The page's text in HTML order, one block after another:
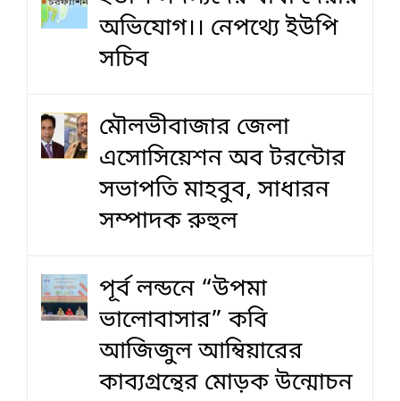
অভিযোগ।। নেপথ্যে ইউপি
সচিব
মৌলভীবাজার জেলা
এসোসিয়েশন অব টরন্টোর
সভাপতি মাহবুব, সাধারন
সম্পাদক রুহুল
পূর্ব লন্ডনে “উপমা
ভালোবাসার” কবি
আজিজুল আম্বিয়ারের
কাব্যগ্রন্থের মোড়ক উন্মোচন